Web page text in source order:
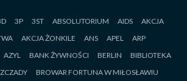
3P 3ST ABSOLUTORIUM AIDS
AKCJA
AKCJA ŻONKILE ANS APEL
ARP
AZYL BANK ŻYWNOŚCI BERLIN
BIBLIOTEKA
BROWAR FORTUNA W MIŁOSŁAWIU